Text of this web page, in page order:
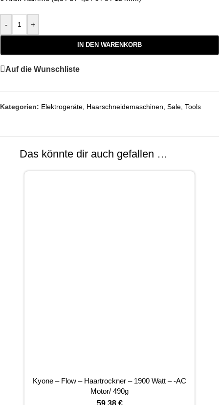
- +
IN DEN WARENKORB
Auf die Wunschliste
Kategorien: Elektrogeräte, Haarschneidemaschinen, Sale, Tools
Das könnte dir auch gefallen …
Kyone – Flow – Haartrockner – 1900 Watt – -AC
Motor/ 490g
59,38 €